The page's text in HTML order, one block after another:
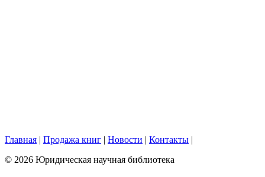
Главная | Продажа книг | Новости | Контакты |
© 2026 Юридическая научная библиотека